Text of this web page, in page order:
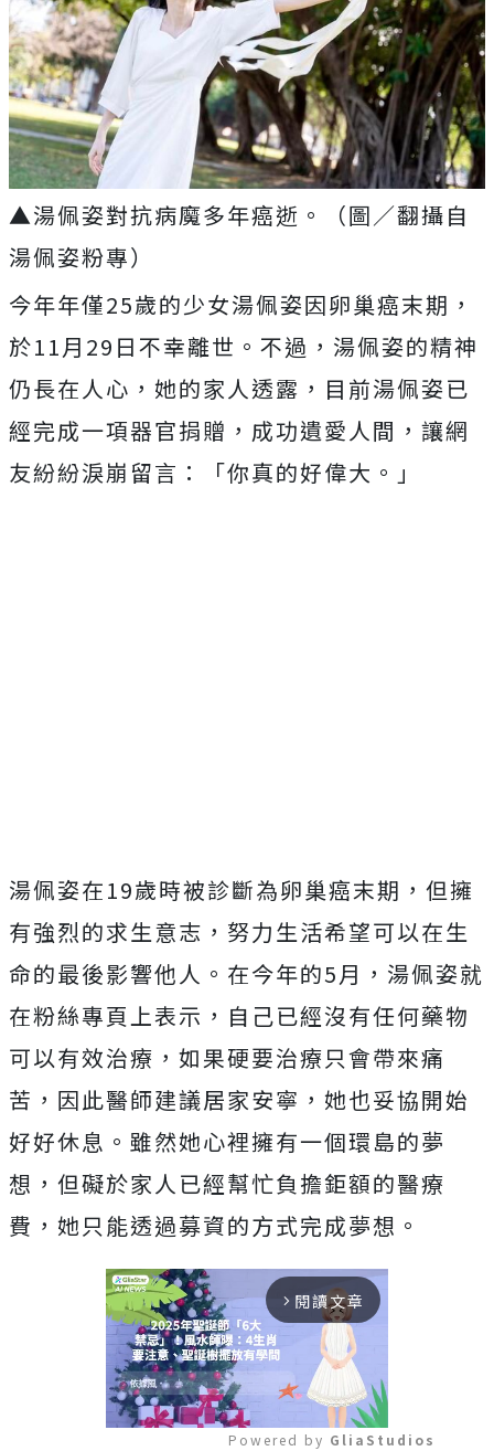
▲湯佩姿對抗病魔多年癌逝。（圖／翻攝自
湯佩姿粉專）
今年年僅25歲的少女湯佩姿因卵巢癌末期，
於11月 29 日不幸離世。不過，湯佩姿的精神
仍長在人心，她的家人透露，目前湯佩姿已
經完成一項器官捐贈，成功遺愛人間，讓網
友紛紛淚崩留言：「你真的好偉大。」
湯佩姿在19歲時被診斷為卵巢癌末期，但擁
有強烈的求生意志，努力生活希望可以在生
命的最後影響他人。在今年的5月，湯佩姿就
在粉絲專頁上表示，自己已經沒有任何藥物
可以有效治療，如果硬要治療只會帶來痛
苦，因此醫師建議居家安寧，她也妥協開始
好好休息。雖然她心裡擁有一個環島的夢
想，但礙於家人已經幫忙負擔鉅額的醫療
費，她只能透過募資的方式完成夢想。
arrow_forward_ios 閱讀文章
Powered by GliaStudios